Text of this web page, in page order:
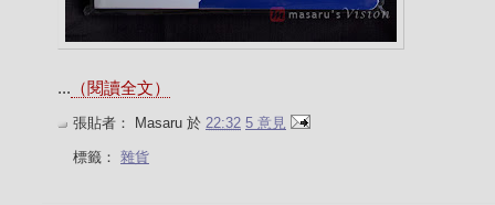
... （閱讀全文）
張貼者： Masaru 於 22:32 5 意見
標籤： 雜貨